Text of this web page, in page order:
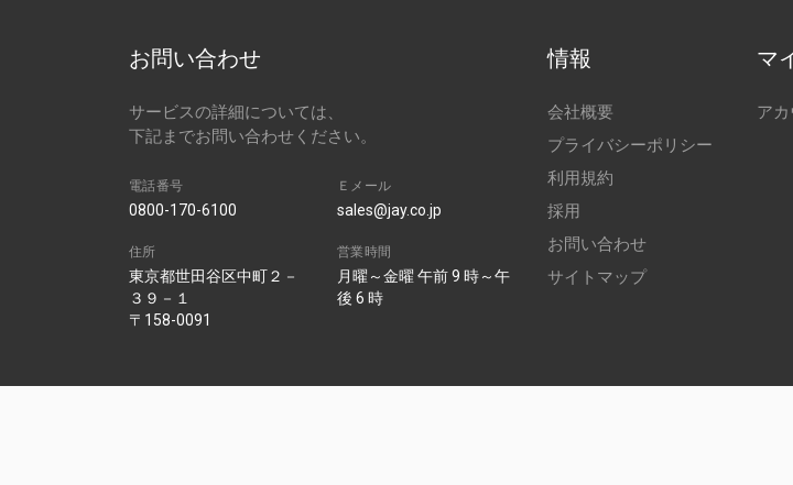
お問い合わせ
サービスの詳細については、
下記までお問い合わせください。
電話番号
0800-170-6100
Ｅメール
sales@jay.co.jp
住所
東京都世田谷区中町２－
３９－１
〒158-0091
営業時間
月曜～金曜 午前 9 時～午
後 6 時
情報
会社概要
プライバシーポリシー
利用規約
採用
お問い合わせ
サイトマップ
マ
ア